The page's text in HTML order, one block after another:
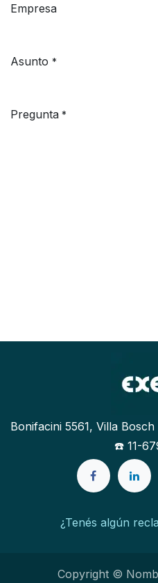
Empresa
Asunto *
Pregunta *
Bonifacini 5561, Villa
☎️ 11-
¿Tenés algún
Copyright ©